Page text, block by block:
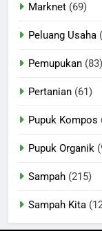
Marknet (69)
Peluang Usaha
Pemupukan (83)
Pertanian (61)
Pupuk Kompos
Pupuk Organik
Sampah (215)
Sampah Kita